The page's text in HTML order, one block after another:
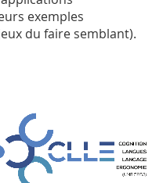
exemples
du faire semblant).